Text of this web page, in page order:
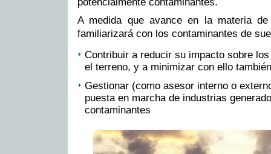
A medida que avance en la materia
familiarizará con los contaminantes de
Contribuir a reducir su impacto sobre
el terreno, y a minimizar con ello
Gestionar (como asesor interno o
puesta en marcha de industrias
contaminantes